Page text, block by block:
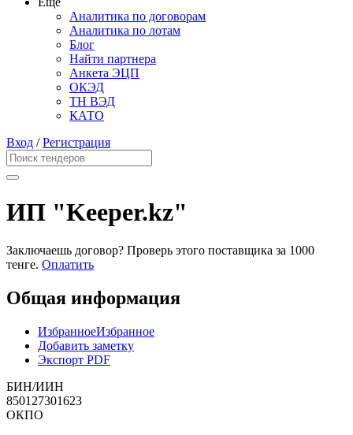
Аналитика по договорам
Аналитика по лотам
Блог
Найти партнера
Анкета ЭЦП
ОКЭД
ТН ВЭД
КАТО
Вход /Регистрация
ИП "Keeper.kz"
Заключаешь договор? Проверь этого поставщика за 1000
тенге. Оплатить
Общая информация
ИзбранноеИзбранное
Добавить заметку
Экспорт PDF
БИН/ИИН
850127301623
ОКПО